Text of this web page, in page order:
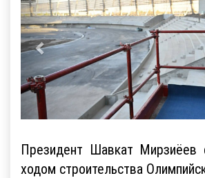
Президент Шавкат Мирзиёев
ходом строительства